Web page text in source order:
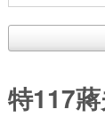
特117